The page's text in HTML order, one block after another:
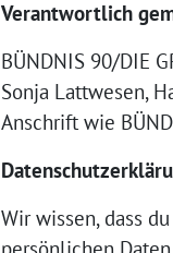
Verantwortlich
BÜNDNIS 90/DIE
Sonja Lattwesen,
Anschrift wie
Wir wissen, dass